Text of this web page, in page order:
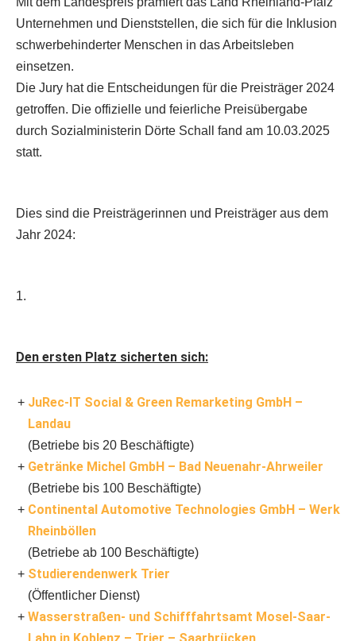
Unternehmen und Dienststellen, die sich für die Inklusion
schwerbehinderter Menschen in das Arbeitsleben
einsetzen.
Die Jury hat die Entscheidungen für die Preisträger 2024
getroffen. Die offizielle und feierliche Preisübergabe
durch Sozialministerin Dörte Schall fand am 10.03.2025
statt.
Dies sind die Preisträgerinnen und Preisträger aus dem
Jahr 2024:
1.
Den ersten Platz sicherten sich:
JuRec-IT Social & Green Remarketing GmbH –
Landau
(Betriebe bis 20 Beschäftigte)
Getränke Michel GmbH – Bad Neuenahr-Ahrweiler
(Betriebe bis 100 Beschäftigte)
Continental Automotive Technologies GmbH – Werk
Rheinböllen
(Betriebe ab 100 Beschäftigte)
Studierendenwerk Trier
(Öffentlicher Dienst)
Wasserstraßen- und Schifffahrtsamt Mosel-Saar-